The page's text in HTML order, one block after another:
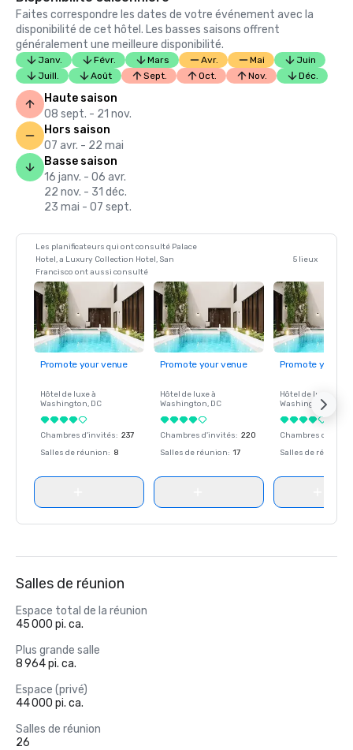
Faites correspondre les dates de votre événement avec la
disponibilité de cet hôtel. Les basses saisons offrent
généralement une meilleure disponibilité.
Janv. Févr. Mars Avr. Mai
Juin
Juill.
Août Sept. Oct. Nov. Déc.
Haute saison
08 sept. - 21 nov.
Hors saison
07 avr. - 22 mai
Basse saison
16 janv. - 06 avr.
22 nov. - 31 déc.
23 mai - 07 sept.
Les planificateurs qui ont consulté Palace
Hotel, a Luxury Collection Hotel, San
Francisco ont aussi consulté
5 lieux
Promote your venue
Hôtel de luxe à
Washington, DC
Chambres d'invités: 237
Salles de réunion: 8
Promote your venue
Hôtel de luxe à
Washington, DC
Chambres d'invités: 220
Salles de réunion: 17
Promote your
Hôtel de luxe à
Washington
Chambres
Salles de réunion
Salles de réunion
Espace total de la réunion
45 000 pi. ca.
Plus grande salle
8 964 pi. ca.
Espace (privé)
44 000 pi. ca.
Salles de réunion
26